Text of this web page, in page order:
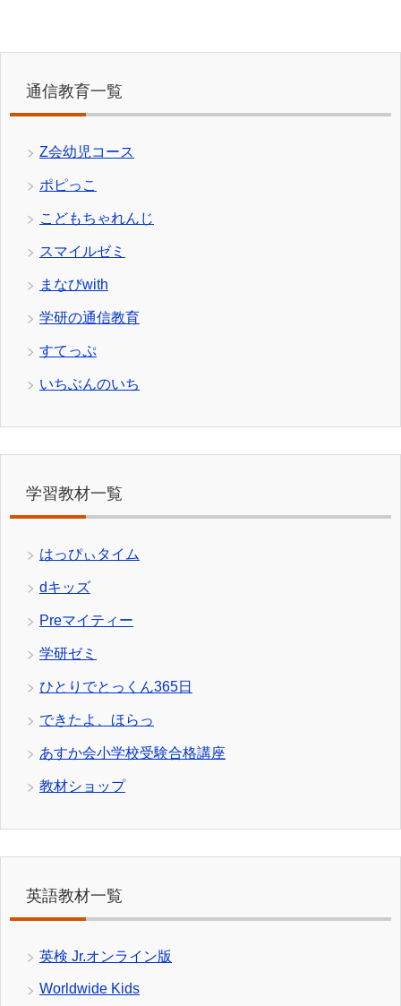
通信教育一覧
Z会幼児コース
ポピっこ
こどもちゃれんじ
スマイルゼミ
まなびwith
学研の通信教育
すてっぷ
いちぶんのいち
学習教材一覧
はっぴぃタイム
dキッズ
Preマイティー
学研ゼミ
ひとりでとっくん365日
できたよ、ほらっ
あすか会小学校受験合格講座
教材ショップ
英語教材一覧
英検 Jr.オンライン版
Worldwide Kids